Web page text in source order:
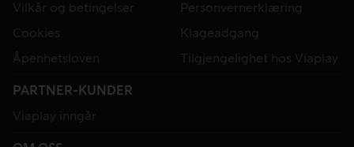
Vilkår og betingelser
Personvernerklæring
Cookies
Klageadgang
Åpenhetsloven
Tilgjengelighet hos Viaplay
PARTNER-KUNDER
Viaplay inngår